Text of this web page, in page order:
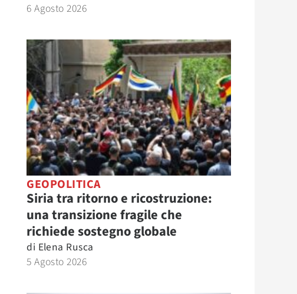
6 Agosto 2026
GEOPOLITICA
Siria tra ritorno e ricostruzione:
una transizione fragile che
richiede sostegno globale
di Elena Rusca
5 Agosto 2026